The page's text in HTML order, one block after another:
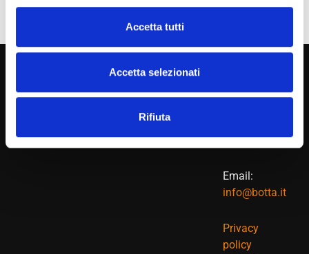
Accetta tutti
Accetta selezionati
Rifiuta
EcoPackaging
0248401625
Email:
info@botta.it
Privacy
policy